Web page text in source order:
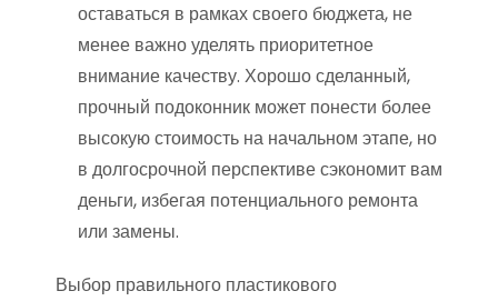
оставаться в рамках своего бюджета, не
менее важно уделять приоритетное
внимание качеству. Хорошо сделанный,
прочный подоконник может понести более
высокую стоимость на начальном этапе, но
в долгосрочной перспективе сэкономит вам
деньги, избегая потенциального ремонта
или замены.
Выбор правильного пластикового